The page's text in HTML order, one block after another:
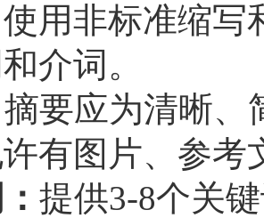
用非标准缩写
介词。
摘要应为清晰、
有图片、参考
提供3-8个关